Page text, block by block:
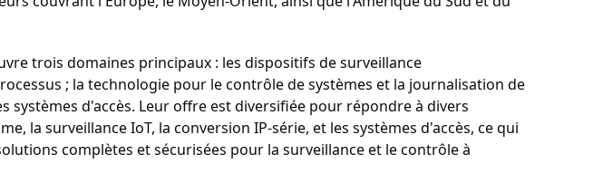
trois domaines principaux : les dispositifs de surveillance
; la technologie pour le contrôle de systèmes et la journalisation de
systèmes d'accès. Leur offre est diversifiée pour répondre à divers
la surveillance IoT, la conversion IP-série, et les systèmes d'accès, ce qui
complètes et sécurisées pour la surveillance et le contrôle à